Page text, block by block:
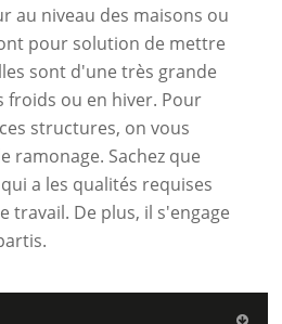
au niveau des maisons ou
pour solution de mettre
sont d'une très grande
froids ou en hiver. Pour
structures, on vous
ramonage. Sachez que
a les qualités requises
De plus, il s'engage